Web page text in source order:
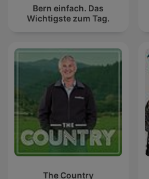
Bern einfach. Das
Wichtigste zum Tag.
The Country